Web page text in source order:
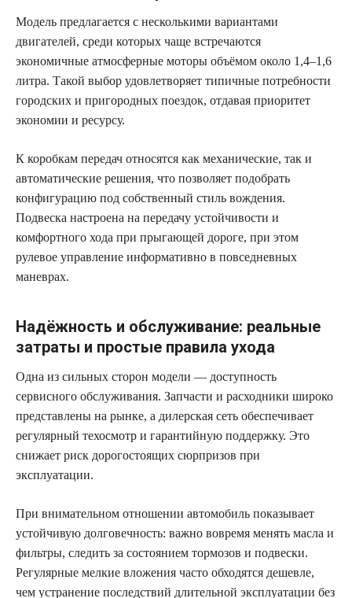
Модель предлагается с несколькими вариантами
двигателей, среди которых чаще встречаются
экономичные атмосферные моторы объёмом около 1,4–1,6
литра. Такой выбор удовлетворяет типичные потребности
городских и пригородных поездок, отдавая приоритет
экономии и ресурсу.
К коробкам передач относятся как механические, так и
автоматические решения, что позволяет подобрать
конфигурацию под собственный стиль вождения.
Подвеска настроена на передачу устойчивости и
комфортного хода при прыгающей дороге, при этом
рулевое управление информативно в повседневных
маневрах.
Надёжность и обслуживание: реальные
затраты и простые правила ухода
Одна из сильных сторон модели — доступность
сервисного обслуживания. Запчасти и расходники широко
представлены на рынке, а дилерская сеть обеспечивает
регулярный техосмотр и гарантийную поддержку. Это
снижает риск дорогостоящих сюрпризов при
эксплуатации.
При внимательном отношении автомобиль показывает
устойчивую долговечность: важно вовремя менять масла и
фильтры, следить за состоянием тормозов и подвески.
Регулярные мелкие вложения часто обходятся дешевле,
чем устранение последствий длительной эксплуатации без